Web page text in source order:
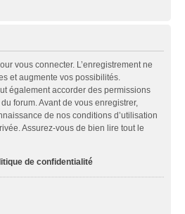
vous connecter. L’enregistrement ne
et augmente vos possibilités.
également accorder des permissions
forum. Avant de vous enregistrer,
de nos conditions d’utilisation
Assurez-vous de bien lire tout le
de confidentialité